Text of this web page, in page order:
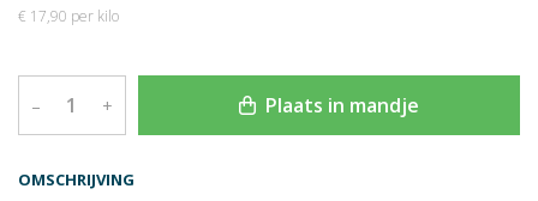
OMSCHRIJVING
€ 17,90 per kilo
– + Plaats in mandje